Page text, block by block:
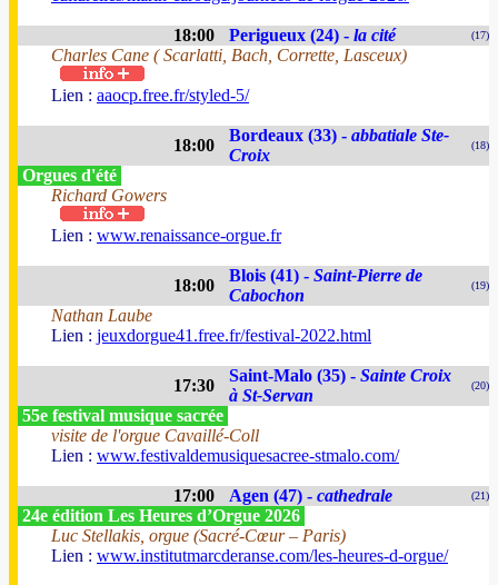
18:00 Perigueux (24) - la cité (17)
Charles Cane ( Scarlatti, Bach, Corrette, Lasceux)
Lien : aaocp.free.fr/styled-5/
18:00
Bordeaux (33) - abbatiale Ste-
Croix
(18)
Orgues d'été
Richard Gowers
Lien : www.renaissance-orgue.fr
18:00
Blois (41) - Saint-Pierre de
Cabochon
(19)
Nathan Laube
Lien : jeuxdorgue41.free.fr/festival-2022.html
17:30
Saint-Malo (35) - Sainte Croix
à St-Servan
(20)
55e festival musique sacrée
visite de l'orgue Cavaillé-Coll
Lien : www.festivaldemusiquesacree-stmalo.com/
17:00 Agen (47) - cathedrale (21)
24e édition Les Heures d’Orgue 2026
Luc Stellakis, orgue (Sacré-Cœur – Paris)
Lien : www.institutmarcderanse.com/les-heures-d-orgue/